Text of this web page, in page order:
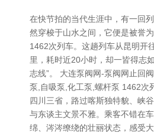
在快节拍的当代生涯中，有一回
然穿梭于山水之间，它便是被誉
1462次列车。这趟列车从昆明开
里，耗时近20小时，却一皆得志
志线”。 大连泵阀网-泵阀网止回
泵,自吸泵,化工泵,螺杆泵 1462次
四川三省，路过喀斯独特貌、峡
与东谈主文景不雅。乘客不错在
绵、涔涔缭绕的壮丽状态，感受